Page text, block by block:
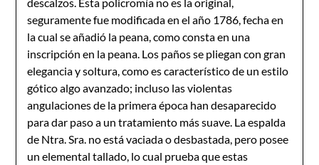
seguramente fue modificada en el año 1786, fecha en
la cual se añadió la peana, como consta en una
inscripción en la peana. Los paños se pliegan con gran
elegancia y soltura, como es característico de un estilo
gótico algo avanzado; incluso las violentas
angulaciones de la primera época han desaparecido
para dar paso a un tratamiento más suave. La espalda
de Ntra. Sra. no está vaciada o desbastada, pero posee
un elemental tallado, lo cual prueba que estas